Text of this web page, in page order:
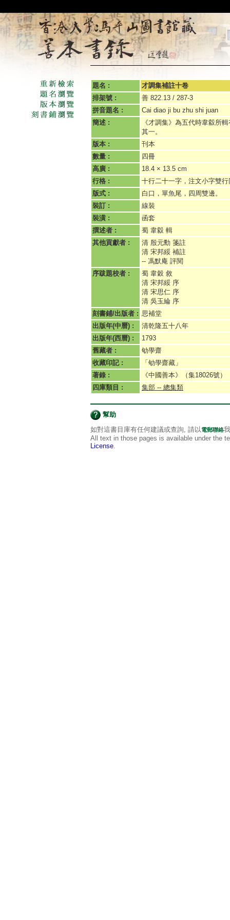
題名 :
才調集補註十卷
排架號 :
善 822.13 / 287-3
拼音題名 :
Cai diao ji bu zhu shi juan
簡述 :
《才調集》為五代時韋縠所
其一。
版本 :
刊本
數量 :
四冊
高廣 :
18.4 × 13.5 cm
行格 :
十行二十一字，注文小字雙行
版式 :
白口，單魚尾，四周雙邊。
裝訂 :
線裝
裝潢 :
函套
撰述者 :
蜀 韋縠 輯
其他貢獻者 :
清 殷元勳 箋註
清 宋邦綏 補註
-- 馮默庵 評閱
序跋題校者 :
蜀 韋穀 敘
清 宋邦綏 序
清 宋思仁 序
清 吳玉綸 序
刻書鋪/出版者 : 思補堂
出版年(中曆) :
清乾隆五十八年
出版年(西曆) :
1793
舊藏者 :
劬學齋
收藏印記 :
「劬學齋藏」
著錄 :
《中國善本》（集18026號）
四庫類目 :
集部 -- 總集類
幫助
如對這書目庫有任何建議或查詢, 請以電郵聯絡
All text in those pages is available under the
License.